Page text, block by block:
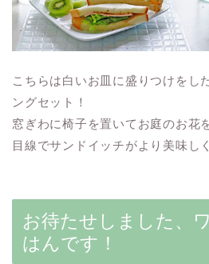
こちらは白いお皿に盛りつけをし
ングセット！
窓ぎわに椅子を置いてお庭のお花
目線でサンドイッチがより美味し
お待たせしました、
はんです！